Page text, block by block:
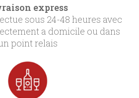
express
sous 24-48 heures avec
a domicile ou dans
point relais